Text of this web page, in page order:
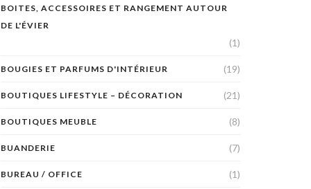
BOITES, ACCESSOIRES ET RANGEMENT AUTOUR
DE L'ÉVIER
(1)
BOUGIES ET PARFUMS D'INTÉRIEUR (19)
BOUTIQUES LIFESTYLE – DÉCORATION (21)
BOUTIQUES MEUBLE (8)
BUANDERIE (7)
BUREAU / OFFICE (1)